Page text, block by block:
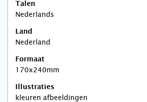
Talen
Nederlands
Land
Nederland
Formaat
170x240mm
Illustraties
kleuren afbeeldingen